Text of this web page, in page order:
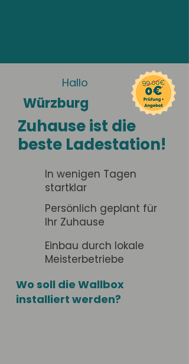
Hallo
Würzburg
Zuhause ist die
beste Ladestation!
In wenigen Tagen
startklar
Persönlich geplant für
Ihr Zuhause
Einbau durch lokale
Meisterbetriebe
Wo soll die Wallbox
installiert werden?